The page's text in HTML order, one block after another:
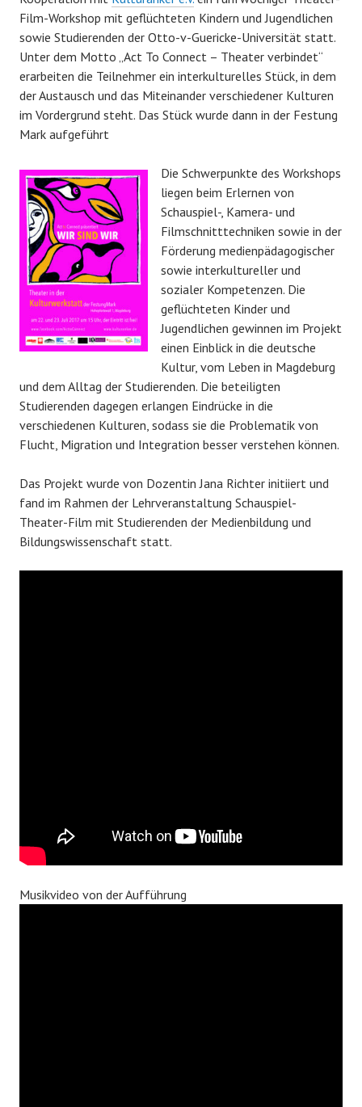
Film-Workshop mit geflüchteten Kindern und Jugendlichen
sowie Studierenden der Otto-v-Guericke-Universität statt.
Unter dem Motto „Act To Connect – Theater verbindet“
erarbeiten die Teilnehmer ein interkulturelles Stück, in dem
der Austausch und das Miteinander verschiedener Kulturen
im Vordergrund steht. Das Stück wurde dann in der Festung
Mark aufgeführt
Die Schwerpunkte des Workshops
liegen beim Erlernen von
Schauspiel-, Kamera- und
Filmschnitttechniken sowie in der
Förderung medienpädagogischer
sowie interkultureller und
sozialer Kompetenzen. Die
geflüchteten Kinder und
Jugendlichen gewinnen im Projekt
einen Einblick in die deutsche
Kultur, vom Leben in Magdeburg
und dem Alltag der Studierenden. Die beteiligten
Studierenden dagegen erlangen Eindrücke in die
verschiedenen Kulturen, sodass sie die Problematik von
Flucht, Migration und Integration besser verstehen können.
Das Projekt wurde von Dozentin Jana Richter initiiert und
fand im Rahmen der Lehrveranstaltung Schauspiel-
Theater-Film mit Studierenden der Medienbildung und
Bildungswissenschaft statt.
Musikvideo von der Aufführung